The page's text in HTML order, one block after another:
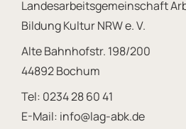
Landesarbeitsgemeinschaft
Bildung Kultur NRW e. V.
Alte Bahnhofstr. 198/200
44892 Bochum
Tel: 0234 28 60 41
E-Mail: info@lag-abk.de